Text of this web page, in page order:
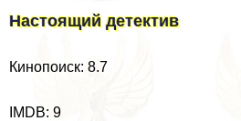
Настоящий детектив
Кинопоиск: 8.7
IMDB: 9